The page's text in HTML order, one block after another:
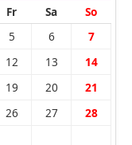
Fr Sa So
5 6 7
12 13 14
19 20 21
26 27 28